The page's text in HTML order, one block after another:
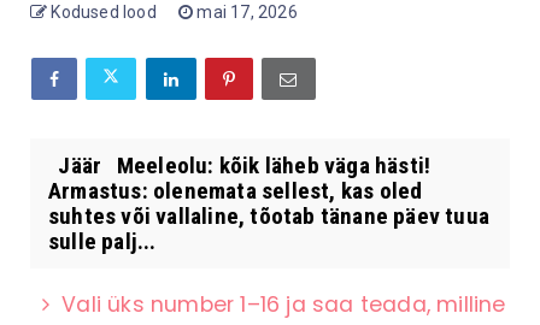
Kodused lood mai 17, 2026
Jäär Meeleolu: kõik läheb väga hästi!
Armastus: olenemata sellest, kas oled
suhtes või vallaline, tõotab tänane päev tuua
sulle palj...
Vali üks number 1–16 ja saa teada, milline